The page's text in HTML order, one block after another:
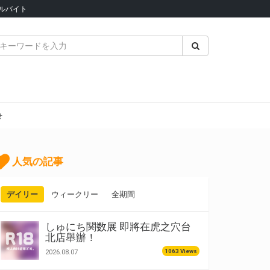
バイト
人気の記事
デイリー ウィークリー 全期間
しゅにち関数展 即將在虎之穴台
北店舉辦！
2026.08.07 1063 Views